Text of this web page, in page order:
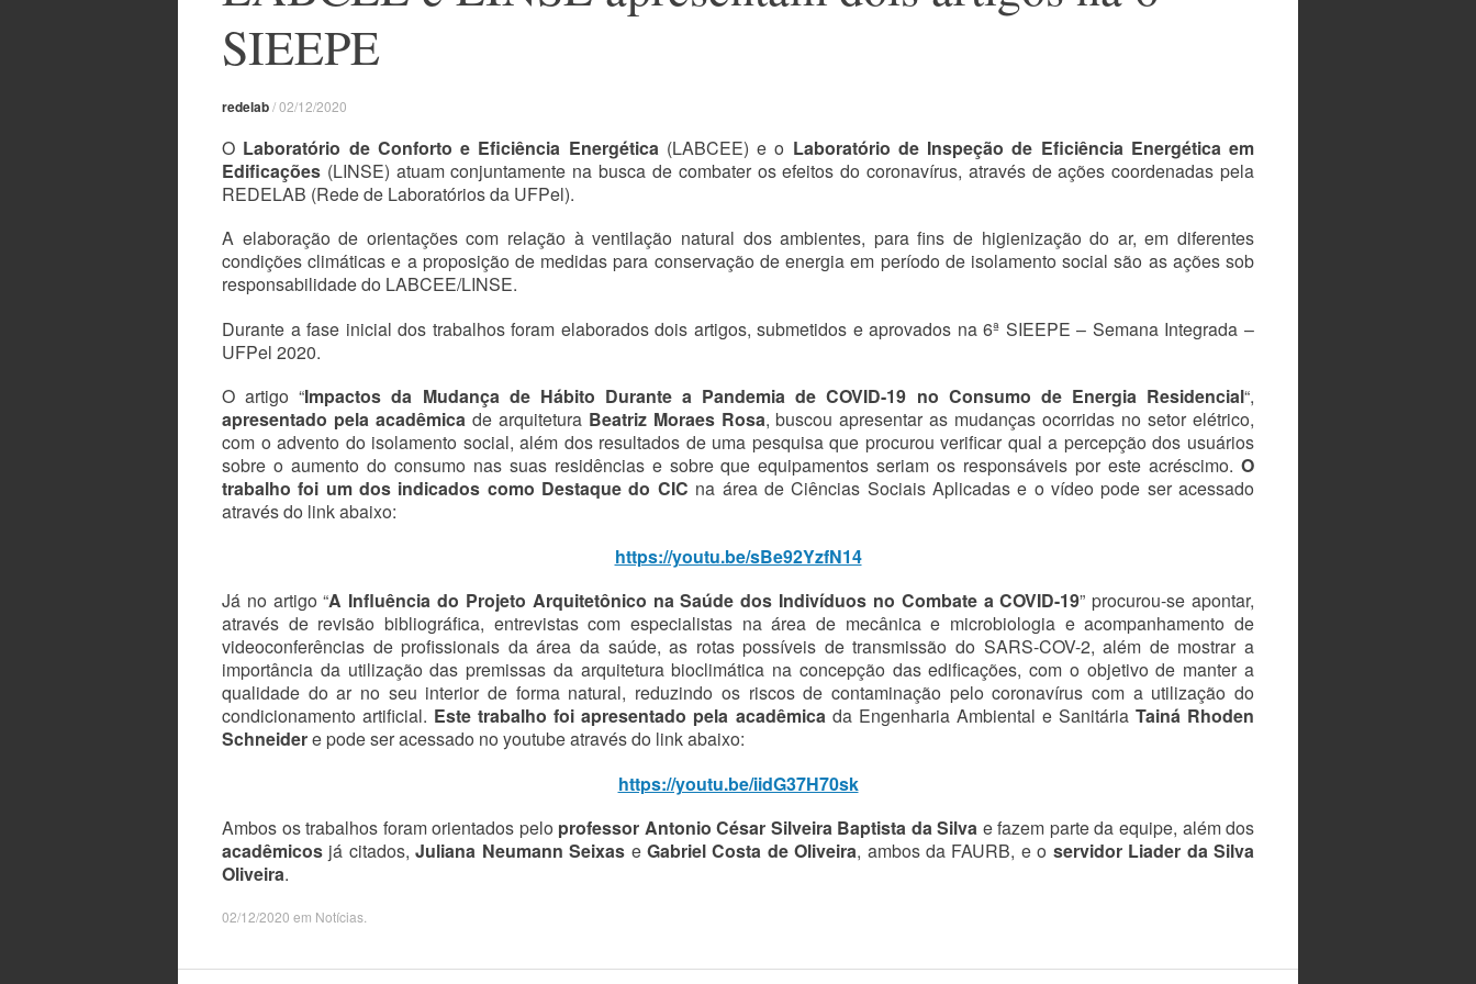
SIEEPE
redelab/02/12/2020
O Laboratório de Conforto e Eficiência Energética (LABCEE) e o Laboratório de Inspeção de Eficiência Energética em
Edificações (LINSE) atuam conjuntamente na busca de combater os efeitos do coronavírus, através de ações coordenadas pela
REDELAB (Rede de Laboratórios da UFPel).
A elaboração de orientações com relação à ventilação natural dos ambientes, para fins de higienização do ar, em diferentes
condições climáticas e a proposição de medidas para conservação de energia em período de isolamento social são as ações sob
responsabilidade do LABCEE/LINSE.
Durante a fase inicial dos trabalhos foram elaborados dois artigos, submetidos e aprovados na 6ª SIEEPE – Semana Integrada –
UFPel 2020.
O artigo “Impactos da Mudança de Hábito Durante a Pandemia de COVID-19 no Consumo de Energia Residencial“,
apresentado pela acadêmicade arquitetura Beatriz Moraes Rosa, buscou apresentar as mudanças ocorridas no setor elétrico,
com o advento do isolamento social, além dos resultados de uma pesquisa que procurou verificar qual a percepção dos usuários
sobre o aumento do consumo nas suas residências e sobre que equipamentos seriam os responsáveis por este acréscimo. O
trabalho foi um dos indicados como Destaque do CIC na área de Ciências Sociais Aplicadas e o vídeo pode ser acessado
através do link abaixo:
https://youtu.be/sBe92YzfN14
Já no artigo “A Influência do Projeto Arquitetônico na Saúde dos Indivíduos no Combate a COVID-19” procurou-se apontar,
através de revisão bibliográfica, entrevistas com especialistas na área de mecânica e microbiologia e acompanhamento de
videoconferências de profissionais da área da saúde, as rotas possíveis de transmissão do SARS-COV-2, além de mostrar a
importância da utilização das premissas da arquitetura bioclimática na concepção das edificações, com o objetivo de manter a
qualidade do ar no seu interior de forma natural, reduzindo os riscos de contaminação pelo coronavírus com a utilização do
condicionamento artificial. Este trabalho foi apresentado pela acadêmicada Engenharia Ambiental e Sanitária Tainá Rhoden
Schneidere pode ser acessado no youtube através do link abaixo:
https://youtu.be/iidG37H70sk
Ambos os trabalhos foram orientados pelo professor Antonio César Silveira Baptista da Silva e fazem parte da equipe, além dos
acadêmicos já citados,Juliana Neumann Seixas e Gabriel Costa de Oliveira, ambos da FAURB, e o servidor Liader da Silva
Oliveira.
02/12/2020 em Notícias